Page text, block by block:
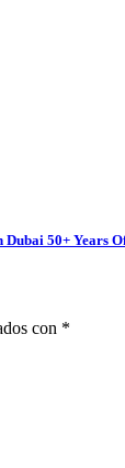
50+ Years
con *